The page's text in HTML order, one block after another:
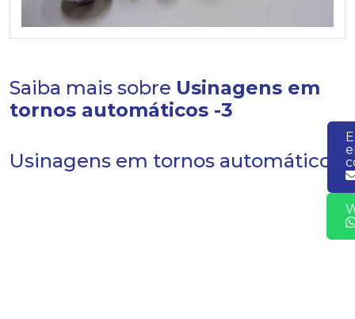
Saiba mais sobre Usinagens em
tornos automáticos -3
Usinagens em tornos automáticos